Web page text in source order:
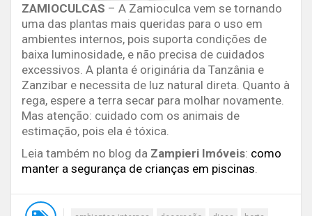
ZAMIOCULCAS – A Zamioculca vem se tornando
uma das plantas mais queridas para o uso em
ambientes internos, pois suporta condições de
baixa luminosidade, e não precisa de cuidados
excessivos. A planta é originária da Tanzânia e
Zanzibar e necessita de luz natural direta. Quanto à
rega, espere a terra secar para molhar novamente.
Mas atenção: cuidado com os animais de
estimação, pois ela é tóxica.
Leia também no blog da Zampieri Imóveis: como
manter a segurança de crianças em piscinas